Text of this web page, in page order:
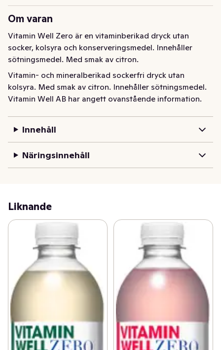
Om varan
Vitamin Well Zero är en vitaminberikad dryck utan
socker, kolsyra och konserveringsmedel. Innehåller
sötningsmedel. Med smak av citron.
Vitamin- och mineralberikad sockerfri dryck utan
kolsyra. Med smak av citron. Innehåller sötningsmedel.
Vitamin Well AB har angett ovanstående information.
Innehåll
Näringsinnehåll
Liknande